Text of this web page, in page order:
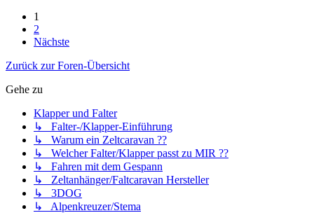
1
2
Nächste
Zurück zur Foren-Übersicht
Gehe zu
Klapper und Falter
↳ Falter-/Klapper-Einführung
↳ Warum ein Zeltcaravan ??
↳ Welcher Falter/Klapper passt zu MIR ??
↳ Fahren mit dem Gespann
↳ Zeltanhänger/Faltcaravan Hersteller
↳ 3DOG
↳ Alpenkreuzer/Stema